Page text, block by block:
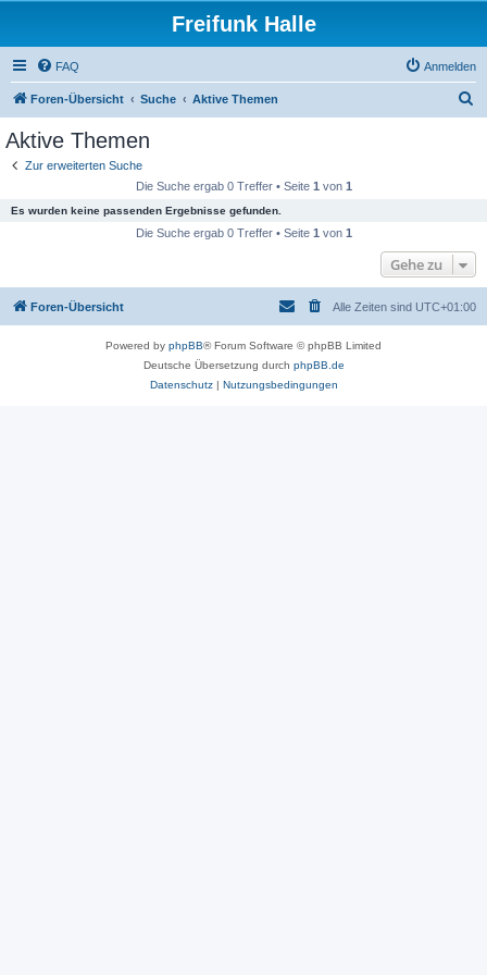
Freifunk Halle
FAQ Anmelden
Foren-Übersicht Suche Aktive Themen
Aktive Themen
Zur erweiterten Suche
Die Suche ergab 0 Treffer • Seite 1 von 1
Es wurden keine passenden Ergebnisse gefunden.
Die Suche ergab 0 Treffer • Seite 1 von 1
Gehe zu
Foren-Übersicht Alle Zeiten sind UTC+01:00
Powered by phpBB® Forum Software © phpBB Limited
Deutsche Übersetzung durch phpBB.de
Datenschutz| Nutzungsbedingungen